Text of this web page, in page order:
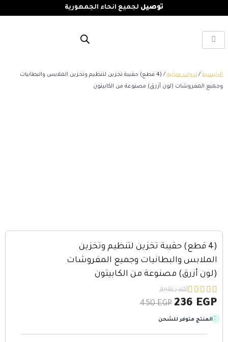
توصيل لجميع انحاء الجمهورية
الرئيسية / ادوات منزلية
/ (4 قطع) حقيبة تخزين لتنظيم وتخزين الملابس والبطانيات
وجميع المفروشات (لون أزرق) مصنوعة من الكابيتون
(4 قطع) حقيبة تخزين لتنظيم وتخزين
الملابس والبطانيات وجميع المفروشات
(لون أزرق) مصنوعة من الكابيتون




اكتب تقييم
450EGP 236 EGP
المنتج متوفر للشحن